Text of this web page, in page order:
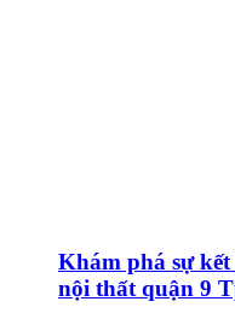
Khám phá sự
nội thất quận 9